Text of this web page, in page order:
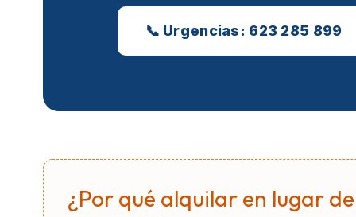
📞 Urgencias: 623 285 899
¿Por qué alquilar en lugar de